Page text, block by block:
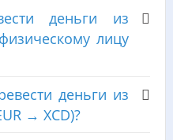
деньги из
лицу
деньги из
→ XCD)?